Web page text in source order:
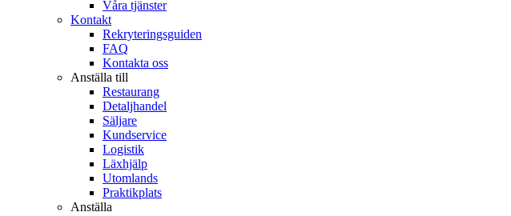
Våra tjänster
Kontakt
Rekryteringsguiden
FAQ
Kontakta oss
Anställa till
Restaurang
Detaljhandel
Säljare
Kundservice
Logistik
Läxhjälp
Utomlands
Praktikplats
Anställa